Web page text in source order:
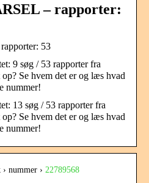
– rapporter:
53
9 søg / 53 rapporter fra
Se hvem det er og læs hvad
nummer!
13 søg / 53 rapporter fra
Se hvem det er og læs hvad
nummer!
nummer › 22789568